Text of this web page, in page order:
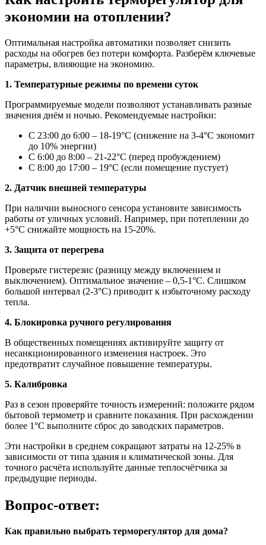
экономии на отоплении?
Оптимальная настройка автоматики позволяет снизить
расходы на обогрев без потери комфорта. Разберём ключевые
параметры, влияющие на экономию.
1. Температурные режимы по времени суток
Программируемые модели позволяют устанавливать разные
значения днём и ночью. Рекомендуемые настройки:
С 23:00 до 6:00 – 18-19°C (снижение на 3-4°C экономит
до 10% энергии)
С 6:00 до 8:00 – 21-22°C (перед пробуждением)
С 8:00 до 17:00 – 19°C (если помещение пустует)
2. Датчик внешней температуры
При наличии выносного сенсора установите зависимость
работы от уличных условий. Например, при потеплении до
+5°C снижайте мощность на 15-20%.
3. Защита от перегрева
Проверьте гистерезис (разницу между включением и
выключением). Оптимальное значение – 0,5-1°C. Слишком
большой интервал (2-3°C) приводит к избыточному расходу
тепла.
4. Блокировка ручного регулирования
В общественных помещениях активируйте защиту от
несанкционированного изменения настроек. Это
предотвратит случайное повышение температуры.
5. Калибровка
Раз в сезон проверяйте точность измерений: положите рядом
бытовой термометр и сравните показания. При расхождении
более 1°C выполните сброс до заводских параметров.
Эти настройки в среднем сокращают затраты на 12-25% в
зависимости от типа здания и климатической зоны. Для
точного расчёта используйте данные теплосчётчика за
предыдущие периоды.
Вопрос-ответ:
Как правильно выбрать терморегулятор для дома?